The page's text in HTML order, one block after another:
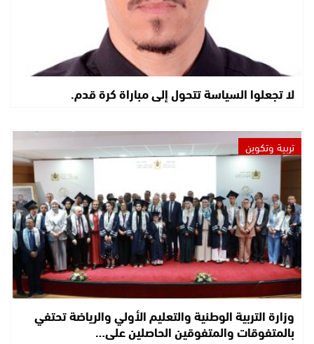
لا تجعلوا السياسة تتحول إلى مباراة كرة قدم.
تربية وتكوين
وزارة التربية الوطنية والتعليم الأولي والرياضة تحتفي
بالمتفوقات والمتفوقين الحاصلين على…